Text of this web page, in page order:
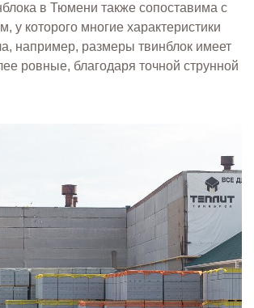
в Тюмени также сопоставима с
у которого многие характеристики
например, размеры твинблок имеет
ровные, благодаря точной струнной